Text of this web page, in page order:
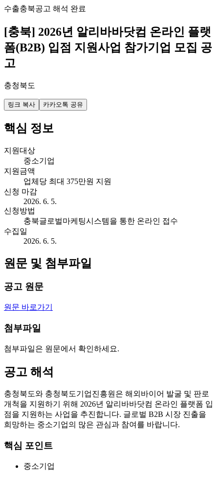
수출충북공고 해석 완료
[충북] 2026년 알리바바닷컴 온라인 플랫
폼(B2B) 입점 지원사업 참가기업 모집 공
고
충청북도
링크 복사 카카오톡 공유
핵심 정보
지원대상
중소기업
지원금액
업체당 최대 375만원 지원
신청 마감
2026. 6. 5.
신청방법
충북글로벌마케팅시스템을 통한 온라인 접수
수집일
2026. 6. 5.
원문 및 첨부파일
공고 원문
원문 바로가기
첨부파일
첨부파일은 원문에서 확인하세요.
공고 해석
충청북도와 충청북도기업진흥원은 해외바이어 발굴 및 판로
개척을 지원하기 위해 2026년 알리바바닷컴 온라인 플랫폼 입
점을 지원하는 사업을 추진합니다. 글로벌 B2B 시장 진출을
희망하는 중소기업의 많은 관심과 참여를 바랍니다.
핵심 포인트
중소기업